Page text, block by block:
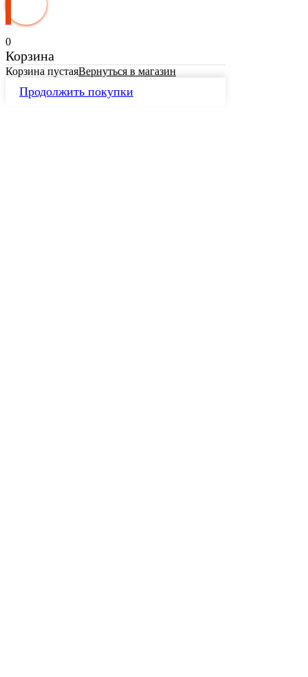
0
Корзина
Корзина пустаяВернуться в магазин
Продолжить покупки